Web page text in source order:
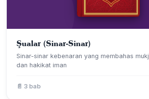
Şualar (Sinar-Sinar)
Sinar-sinar kebenaran yang membahas
dan hakikat iman
📄 3 bab